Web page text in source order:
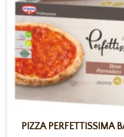
PIZZA PERFETTISSIMA